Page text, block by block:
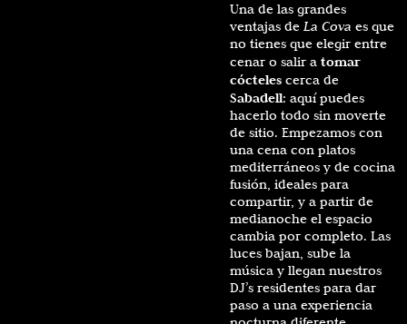
Una de las grandes
ventajas de La Cova es que
no tienes que elegir entre
cenar o salir a tomar
cócteles cerca de
Sabadell: aquí puedes
hacerlo todo sin moverte
de sitio. Empezamos con
una cena con platos
mediterráneos y de cocina
fusión, ideales para
compartir, y a partir de
medianoche el espacio
cambia por completo. Las
luces bajan, sube la
música y llegan nuestros
DJ’s residentes para dar
paso a una experiencia